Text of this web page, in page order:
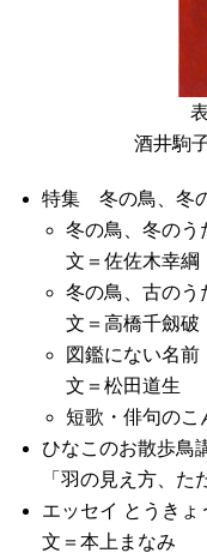
酒井駒
特集 冬の鳥、冬
冬の鳥、冬のう
文＝佐佐木幸綱
冬の鳥、古のう
文＝高橋千劔破
図鑑にない名前
文＝松田道生
短歌・俳句のこ
ひなこのお散歩鳥
「羽の見え方、た
エッセイ とうきょ
文＝本上まなみ